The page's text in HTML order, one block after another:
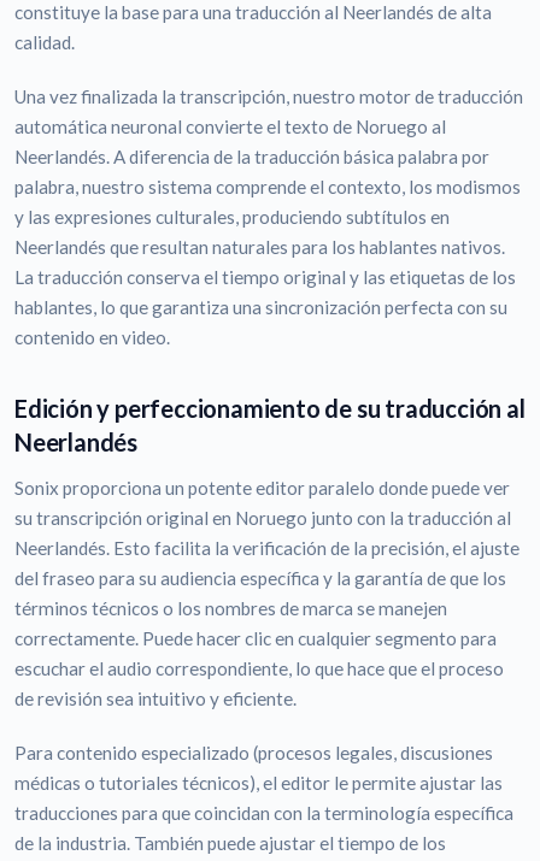
constituye la base para una traducción al Neerlandés de alta
calidad.
Una vez finalizada la transcripción, nuestro motor de traducción
automática neuronal convierte el texto de Noruego al
Neerlandés. A diferencia de la traducción básica palabra por
palabra, nuestro sistema comprende el contexto, los modismos
y las expresiones culturales, produciendo subtítulos en
Neerlandés que resultan naturales para los hablantes nativos.
La traducción conserva el tiempo original y las etiquetas de los
hablantes, lo que garantiza una sincronización perfecta con su
contenido en video.
Edición y perfeccionamiento de su traducción al
Neerlandés
Sonix proporciona un potente editor paralelo donde puede ver
su transcripción original en Noruego junto con la traducción al
Neerlandés. Esto facilita la verificación de la precisión, el ajuste
del fraseo para su audiencia específica y la garantía de que los
términos técnicos o los nombres de marca se manejen
correctamente. Puede hacer clic en cualquier segmento para
escuchar el audio correspondiente, lo que hace que el proceso
de revisión sea intuitivo y eficiente.
Para contenido especializado (procesos legales, discusiones
médicas o tutoriales técnicos), el editor le permite ajustar las
traducciones para que coincidan con la terminología específica
de la industria. También puede ajustar el tiempo de los